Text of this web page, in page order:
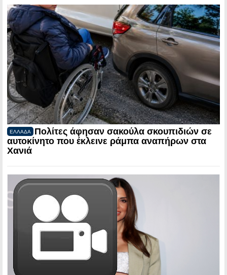
ΕΛΛΑΔΑ
Πολίτες άφησαν σακούλα σκουπιδιών σε
αυτοκίνητο που έκλεινε ράμπα αναπήρων στα
Χανιά